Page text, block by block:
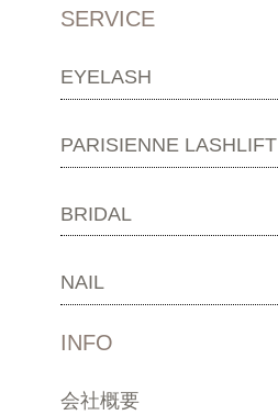
SERVICE
EYELASH
PARISIENNE LASHLIFT
BRIDAL
NAIL
INFO
会社概要